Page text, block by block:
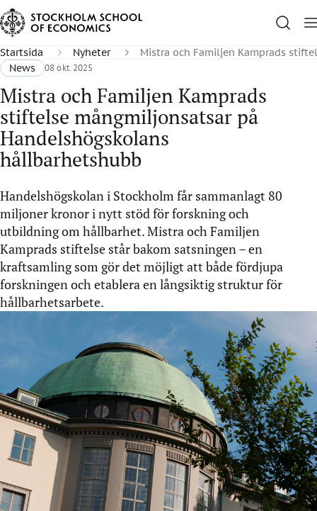
Startsida Nyheter
Mistra och Familjen Kamprads
News
08 okt. 2025
Mistra och Familjen Kamprads
stiftelse mångmiljonsatsar på
Handelshögskolans
hållbarhetshubb
Handelshögskolan i Stockholm får sammanlagt 80
miljoner kronor i nytt stöd för forskning och
utbildning om hållbarhet. Mistra och Familjen
Kamprads stiftelse står bakom satsningen – en
kraftsamling som gör det möjligt att både fördjupa
forskningen och etablera en långsiktig struktur för
hållbarhetsarbete.